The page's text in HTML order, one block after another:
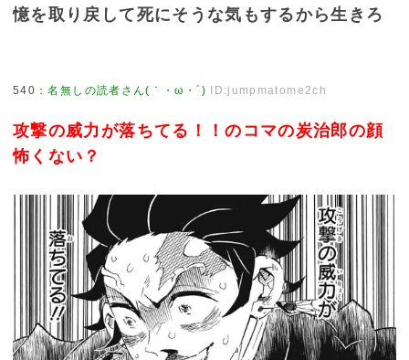
憶を取り戻して死にそうな気もするから生きろ
540 ：名無しの読者さん(｀・ω・´) ID:jumpmatome2ch
攻撃の威力が落ちてる！！のコマの炭治郎の顔
怖くない？